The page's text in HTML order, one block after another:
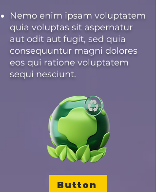
Nemo enim ipsam voluptatem
quia voluptas sit aspernatur
aut odit aut fugit, sed quia
consequuntur magni dolores
eos qui ratione voluptatem
sequi nesciunt.
Button